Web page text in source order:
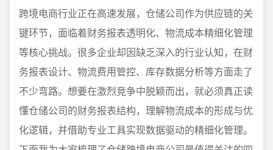
跨境电商行业正在高速发展，仓储公司作为供应链的关
键环节，面临着财务报表透明化、物流成本精细化管理
等核心挑战。很多企业却因缺乏深入的行业认知，在财
务报表设计、物流费用管控、库存数据分析等方面走了
不少弯路。想要在激烈竞争中脱颖而出，就必须真正读
懂仓储公司的财务报表结构，理解物流成本的形成与优
化逻辑，并借助专业工具实现数据驱动的精细化管理。